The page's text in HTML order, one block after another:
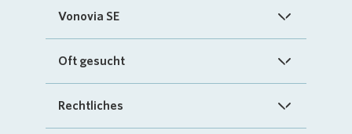
Vonovia SE
Startseite
Investoren
Oft gesucht
FAQ
Rechtliches